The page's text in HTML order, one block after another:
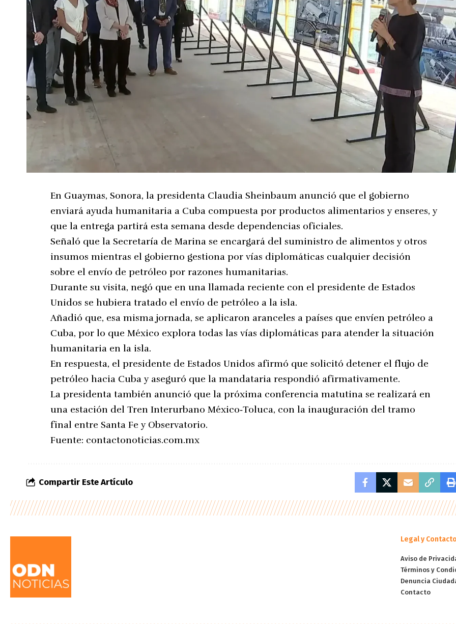
En Guaymas, Sonora, la presidenta Claudia Sheinbaum anunció que el gobierno
enviará ayuda humanitaria a Cuba compuesta por productos alimentarios y enseres, y
que la entrega partirá esta semana desde dependencias oficiales.
Señaló que la Secretaría de Marina se encargará del suministro de alimentos y otros
insumos mientras el gobierno gestiona por vías diplomáticas cualquier decisión
sobre el envío de petróleo por razones humanitarias.
Durante su visita, negó que en una llamada reciente con el presidente de Estados
Unidos se hubiera tratado el envío de petróleo a la isla.
Añadió que, esa misma jornada, se aplicaron aranceles a países que envíen petróleo a
Cuba, por lo que México explora todas las vías diplomáticas para atender la situación
humanitaria en la isla.
En respuesta, el presidente de Estados Unidos afirmó que solicitó detener el flujo de
petróleo hacia Cuba y aseguró que la mandataria respondió afirmativamente.
La presidenta también anunció que la próxima conferencia matutina se realizará en
una estación del Tren Interurbano México‑Toluca, con la inauguración del tramo
final entre Santa Fe y Observatorio.
Fuente: contactonoticias.com.mx
Compartir Este Artículo
Legal y Contacto
Aviso de
Términos y
Denuncia
Contacto